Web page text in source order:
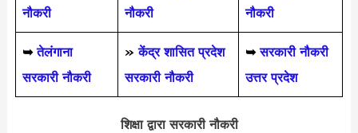
नौकरी
नौकरी
नौकरी
➥तेलंगाना
सरकारी नौकरी
»केंद्र शासित प्रदेश
सरकारी नौकरी
➥ सरकारी नौकरी
उत्तर प्रदेश
शिक्षा द्वारा सरकारी नौकरी